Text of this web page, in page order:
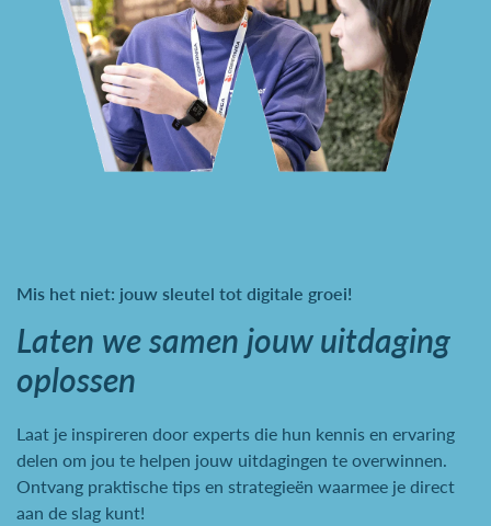
Mis het niet: jouw sleutel tot digitale groei!
Laten we samen jouw uitdaging
oplossen
Laat je inspireren door experts die hun kennis en ervaring
delen om jou te helpen jouw uitdagingen te overwinnen.
Ontvang praktische tips en strategieën waarmee je direct
aan de slag kunt!